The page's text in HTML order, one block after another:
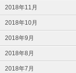
2018年11月
2018年10月
2018年9月
2018年8月
2018年7月